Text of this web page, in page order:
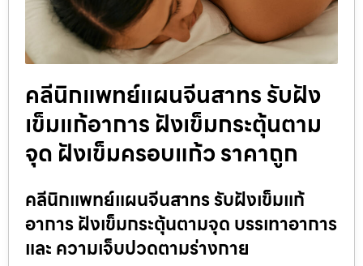
คลีนิกแพทย์แผนจีนสาทร รับฝัง
เข็มแก้อาการ ฝังเข็มกระตุ้นตาม
จุด ฝังเข็มครอบแก้ว ราคาถูก
คลีนิกแพทย์แผนจีนสาทร รับฝังเข็มแก้
อาการ ฝังเข็มกระตุ้นตามจุด บรรเทาอาการ
และ ความเจ็บปวดตามร่างกาย